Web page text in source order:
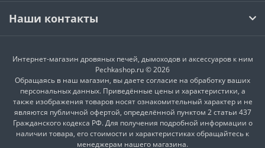
Наши контакты
Интернет-магазин дровяных печей, дымоходов и аксессуаров к ним
Pechkashop.ru © 2026
Обращаясь в наш магазин, вы даете согласие на обработку ваших
персональных данных. Приведённые цены и характеристики, а
также изображения товаров носят ознакомительный характер и не
являются публичной офертой, определённой пунктом 2 статьи 437
Гражданского кодекса РФ. Для получения подробной информации о
наличии товара, его стоимости и характеристиках обращайтесь к
менеджерам нашего магазина.